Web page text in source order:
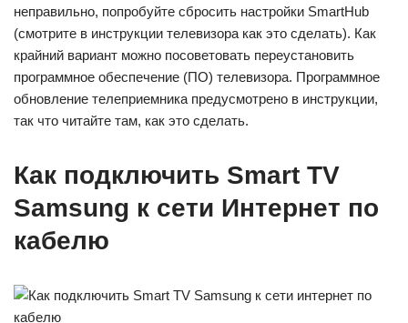
неправильно, попробуйте сбросить настройки SmartHub
(смотрите в инструкции телевизора как это сделать). Как
крайний вариант можно посоветовать переустановить
программное обеспечение (ПО) телевизора. Программное
обновление телеприемника предусмотрено в инструкции,
так что читайте там, как это сделать.
Как подключить Smart TV
Samsung к сети Интернет по
кабелю